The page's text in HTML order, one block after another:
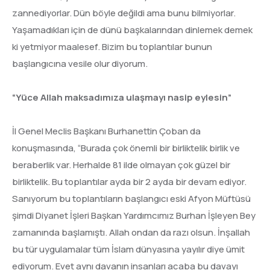
zannediyorlar. Dün böyle değildi ama bunu bilmiyorlar.
Yaşamadıkları için de dünü başkalarından dinlemek demek
ki yetmiyor maalesef. Bizim bu toplantılar bunun
başlangıcına vesile olur diyorum.
“Yüce Allah maksadımıza ulaşmayı nasip eylesin”
İl Genel Meclis Başkanı Burhanettin Çoban da
konuşmasında, “Burada çok önemli bir birliktelik birlik ve
beraberlik var. Herhalde 81 ilde olmayan çok güzel bir
birliktelik. Bu toplantılar ayda bir 2 ayda bir devam ediyor.
Sanıyorum bu toplantıların başlangıcı eski Afyon Müftüsü
şimdi Diyanet İşleri Başkan Yardımcımız Burhan İşleyen Bey
zamanında başlamıştı. Allah ondan da razı olsun. İnşallah
bu tür uygulamalar tüm İslam dünyasına yayılır diye ümit
ediyorum. Evet aynı davanın insanları acaba bu davayı